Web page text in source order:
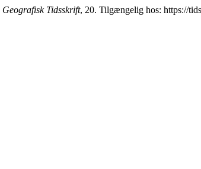
Geografisk Tidsskrift, 20. Tilgængelig hos: https://